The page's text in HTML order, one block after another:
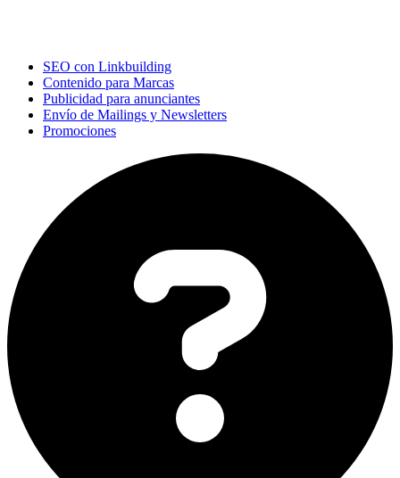
SEO con Linkbuilding
Contenido para Marcas
Publicidad para anunciantes
Envío de Mailings y Newsletters
Promociones